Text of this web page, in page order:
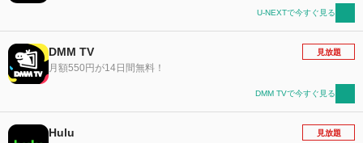
U-NEXTで今すぐ見る
DMM TV
月額550円が14日間無料！
見放題
DMM TVで今すぐ見る
Hulu 見放題